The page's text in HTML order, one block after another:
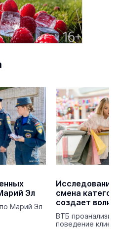
Эл
Марий Эл
Исследование
смена
создает
ВТБ
поведение